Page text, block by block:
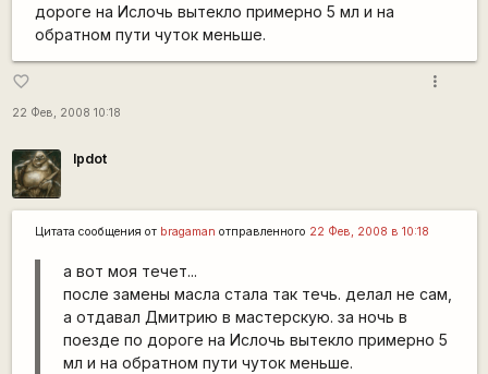
дороге на Ислочь вытекло примерно 5 мл и на
обратном пути чуток меньше.
favorite_border
22 Фев, 2008 10:18
more_vert
lpdot
Цитата сообщения от bragaman отправленного 22 Фев, 2008 в 10:18
а вот моя течет...
после замены масла стала так течь. делал не сам,
а отдавал Дмитрию в мастерскую. за ночь в
поезде по дороге на Ислочь вытекло примерно 5
мл и на обратном пути чуток меньше.